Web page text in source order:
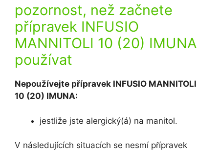
pozornost, než začnete
přípravek INFUSIO
MANNITOLI 10 (20) IMUNA
používat
Nepoužívejte přípravek INFUSIO MANNITOLI
10 (20) IMUNA:
jestliže jste alergický(á) na manitol.
V následujících situacích se nesmí přípravek